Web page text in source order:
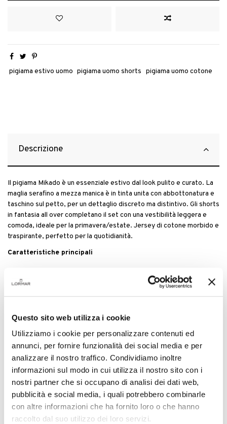
Questo sito web utilizza i cookie
Utilizziamo i cookie per personalizzare contenuti ed
annunci, per fornire funzionalità dei social media e per
analizzare il nostro traffico. Condividiamo inoltre
informazioni sul modo in cui utilizza il nostro sito con i
nostri partner che si occupano di analisi dei dati web,
pubblicità e social media, i quali potrebbero combinarle
con altre informazioni che ha fornito loro o che hanno
raccolto dal suo utilizzo dei loro servizi.
pigiama estivo uomo pigiama uomo shorts pigiama uomo cotone
Descrizione
Il pigiama Mikado è un essenziale estivo dal look pulito e curato. La
maglia serafino a mezza manica è in tinta unita con abbottonatura e
taschino sul petto, per un dettaglio discreto ma distintivo. Gli shorts
in fantasia all over completano il set con una vestibilità leggera e
comoda, ideale per la primavera/estate. Jersey di cotone morbido e
traspirante, perfetto per la quotidianità.
Caratteristiche principali
Maglia serafino a mezza manica in jersey di cotone con
taschino
Pantalone corto coordinato in fantasia, fit comodo e leggero
Cotone traspirante e mano morbida
Dettagli puliti per uno stile curato
Ideale per la primavera/estate
Cura del capo
Dettagli del prodotto